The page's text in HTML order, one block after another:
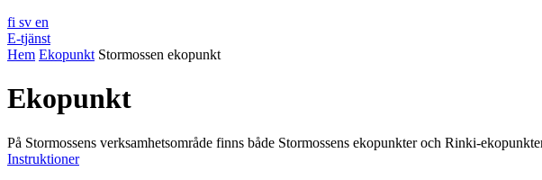
fi sv en
E-tjänst
Hem Ekopunkt Stormossen ekopunkt
Ekopunkt
På Stormossens verksamhetsområde finns både Stormossens ekopunkter och Rinki-
Instruktioner